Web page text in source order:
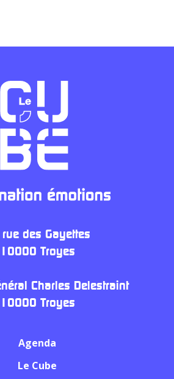
des Gayettes
10000 Troyes
Charles Delestraint
10000 Troyes
Agenda
Le Cube